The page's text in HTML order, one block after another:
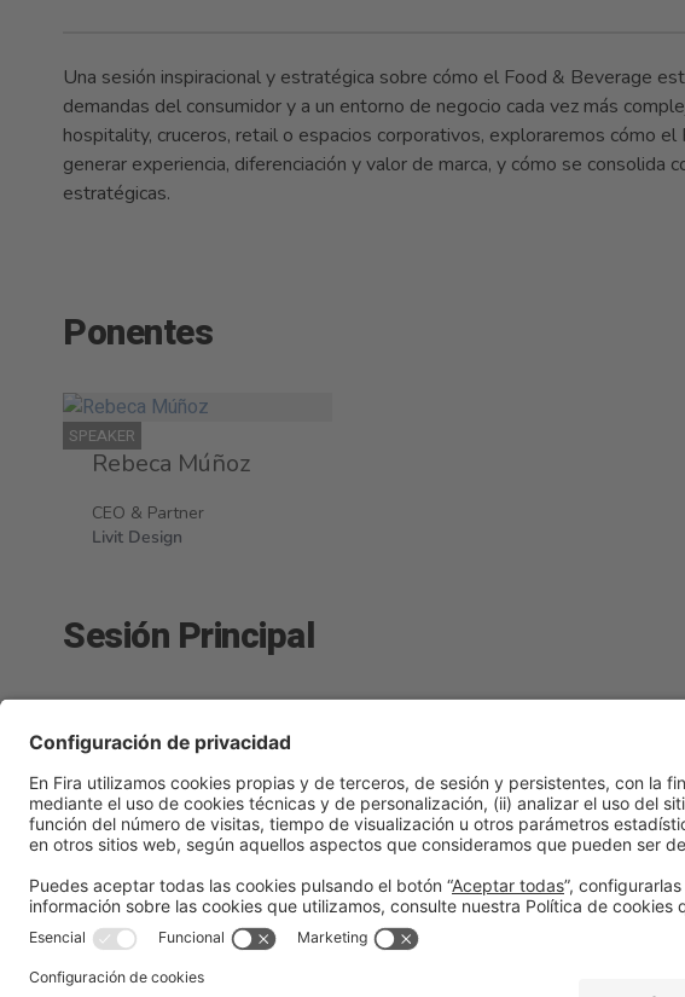
Una sesión inspiracional y estratégica sobre cómo el Food & Beverage
demandas del consumidor y a un entorno de negocio cada vez más
hospitality, cruceros, retail o espacios corporativos, exploraremos cómo
generar experiencia, diferenciación y valor de marca, y cómo se consolida
estratégicas.
Ponentes
SPEAKER
Rebeca Múñoz
CEO & Partner
Livit Design
Sesión Principal
Información generalAviso legalPolítica de privacidad